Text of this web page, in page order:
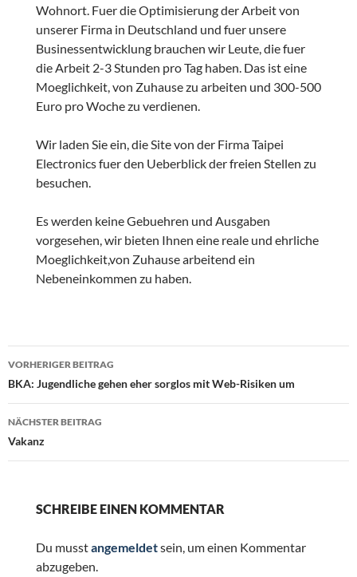
Wohnort. Fuer die Optimisierung der Arbeit von
unserer Firma in Deutschland und fuer unsere
Businessentwicklung brauchen wir Leute, die fuer
die Arbeit 2-3 Stunden pro Tag haben. Das ist eine
Moeglichkeit, von Zuhause zu arbeiten und 300-500
Euro pro Woche zu verdienen.
Wir laden Sie ein, die Site von der Firma Taipei
Electronics fuer den Ueberblick der freien Stellen zu
besuchen.
Es werden keine Gebuehren und Ausgaben
vorgesehen, wir bieten Ihnen eine reale und ehrliche
Moeglichkeit,von Zuhause arbeitend ein
Nebeneinkommen zu haben.
Beitragsnavigation
VORHERIGER BEITRAG
BKA: Jugendliche gehen eher sorglos mit Web-Risiken um
NÄCHSTER BEITRAG
Vakanz
SCHREIBE EINEN KOMMENTAR
Du musstangemeldetsein, um einen Kommentar
abzugeben.